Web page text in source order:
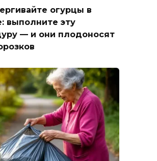
огурцы в
выполните эту
— и они плодоносят